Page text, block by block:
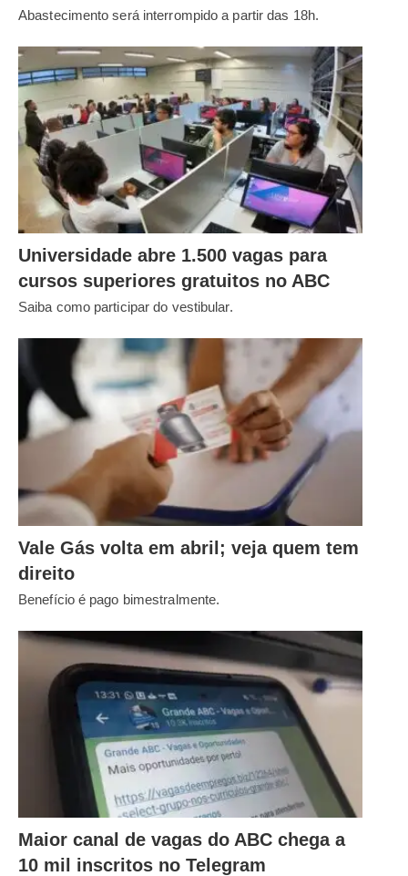
Abastecimento será interrompido a partir das 18h.
Universidade abre 1.500 vagas para
cursos superiores gratuitos no ABC
Saiba como participar do vestibular.
Vale Gás volta em abril; veja quem tem
direito
Benefício é pago bimestralmente.
Maior canal de vagas do ABC chega a
10 mil inscritos no Telegram